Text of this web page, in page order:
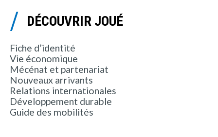
DÉCOUVRIR JOUÉ
Fiche d’identité
Vie économique
Mécénat et partenariat
Nouveaux arrivants
Relations internationales
Développement durable
Guide des mobilités